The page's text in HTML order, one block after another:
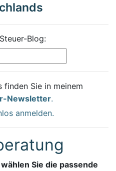
Blog:
Sie in meinem
Newsletter.
anmelden.
Sie die passende